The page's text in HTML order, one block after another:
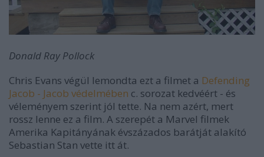
Donald Ray Pollock
Chris Evans végül lemondta ezt a filmet a Defending
Jacob - Jacob védelmében c. sorozat kedvéért - és
véleményem szerint jól tette. Na nem azért, mert
rossz lenne ez a film. A szerepét a Marvel filmek
Amerika Kapitányának évszázados barátját alakító
Sebastian Stan vette itt át.